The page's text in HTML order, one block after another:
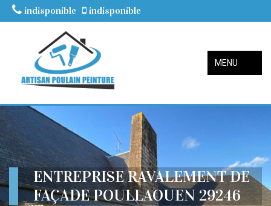
indisponible indisponible
MENU
ENTREPRISE RAVALEMENT DE
FAÇADE POULLAOUEN 29246